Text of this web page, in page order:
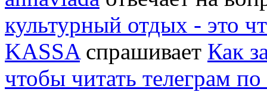
культурный отдых - это
KASSA спрашивает Как
чтобы читать телеграм